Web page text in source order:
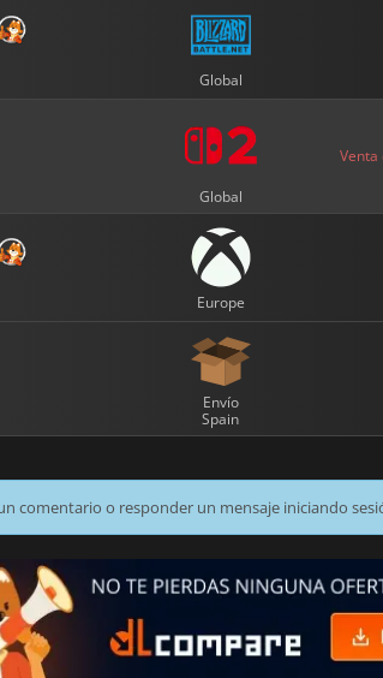
Global
Global
Venta
Europe
Envío
Spain
comentario o responder un mensaje iniciando